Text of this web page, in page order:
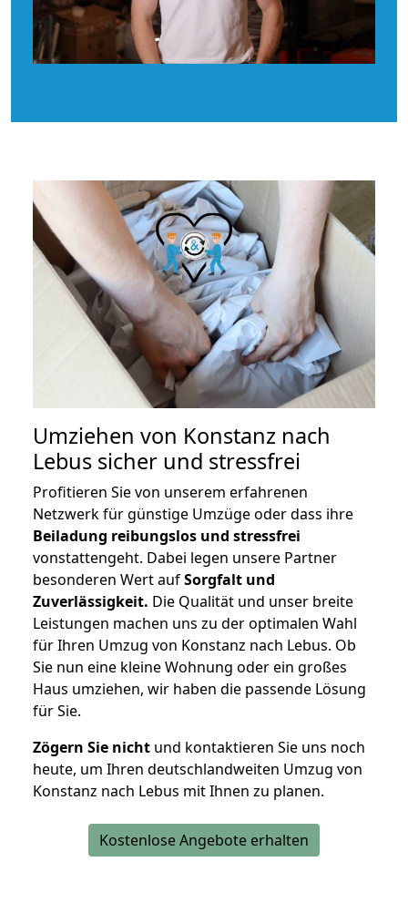
Umziehen von Konstanz nach
Lebus sicher und stressfrei
Profitieren Sie von unserem erfahrenen
Netzwerk für günstige Umzüge oder dass ihre
Beiladung reibungslos und stressfrei
vonstattengeht. Dabei legen unsere Partner
besonderen Wert aufSorgfalt und
Zuverlässigkeit. Die Qualität und unser breite
Leistungen machen uns zu der optimalen Wahl
für Ihren Umzug von Konstanz nach Lebus. Ob
Sie nun eine kleine Wohnung oder ein großes
Haus umziehen, wir haben die passende Lösung
für Sie.
Zögern Sie nicht und kontaktieren Sie uns noch
heute, um Ihren deutschlandweiten Umzug von
Konstanz nach Lebus mit Ihnen zu planen.
Kostenlose Angebote erhalten